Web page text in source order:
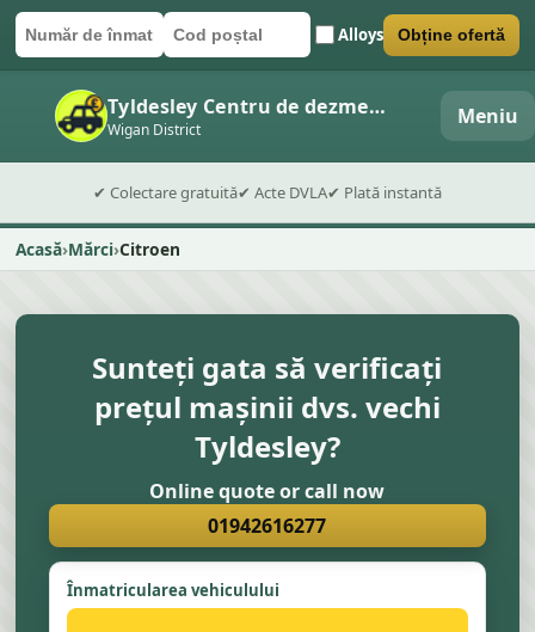
Număr de înmatriculare
Cod poștal Alloys
Trimite formularul Obține ofertă
Tyldesley Centru de dezmembrări auto
Wigan District Meniu
✔ Colectare gratuită✔ Acte DVLA✔ Plată instantă
Acasă Mărci Citroen
Sunteți gata să verificați
prețul mașinii dvs. vechi
Tyldesley?
Online quote or call now
01942616277
Înmatricularea vehiculului